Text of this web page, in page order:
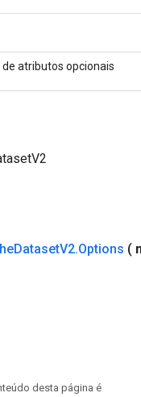
atributos opcionais
DatasetV2.Options (
desta página é